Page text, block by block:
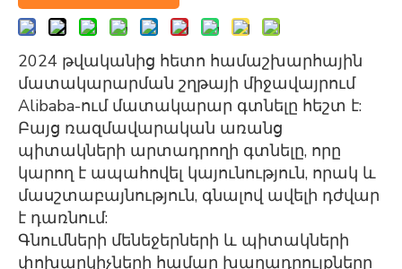
2024 թվականից հետո համաշխարհային
մատակարարման շղթայի միջավայրում
Alibaba-ում մատակարար գտնելը հեշտ է:
Բայց ռազմավարական առանց
պիտակների արտադրողի գտնելը, որը
կարող է ապահովել կայունություն, որակ և
մասշտաբայնություն, գնալով ավելի դժվար
է դառնում:
Գնումների մենեջերների և պիտակների
փոխարկիչների համար խաղադրույքները